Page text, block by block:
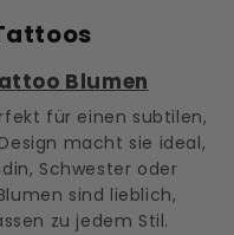
Blumen
für einen subtilen,
macht sie ideal,
Schwester oder
sind lieblich,
zu jedem Stil.